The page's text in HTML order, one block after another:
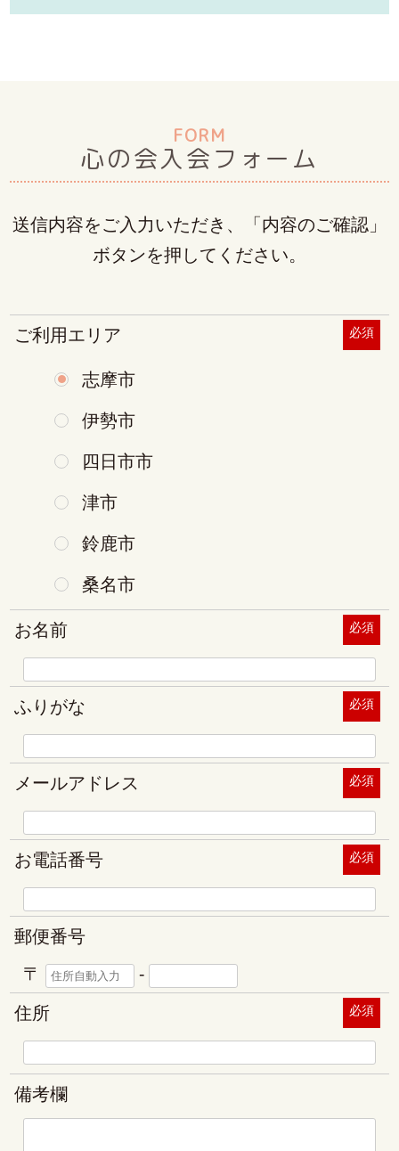
FORM
心の会入会フォーム
送信内容をご入力いただき、「内容のご確認」
ボタンを押してください。
ご利用エリア 必須
志摩市
伊勢市
四日市市
津市
鈴鹿市
桑名市
お名前
必須
ふりがな 必須
メールアドレス 必須
お電話番号 必須
郵便番号
〒
-
住所
必須
備考欄